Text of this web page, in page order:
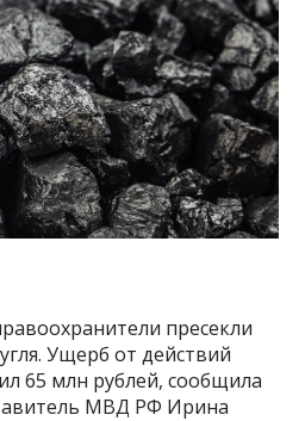
пресекли
Ущерб от действий
65 млн рублей, сообщила
МВД РФ Ирина